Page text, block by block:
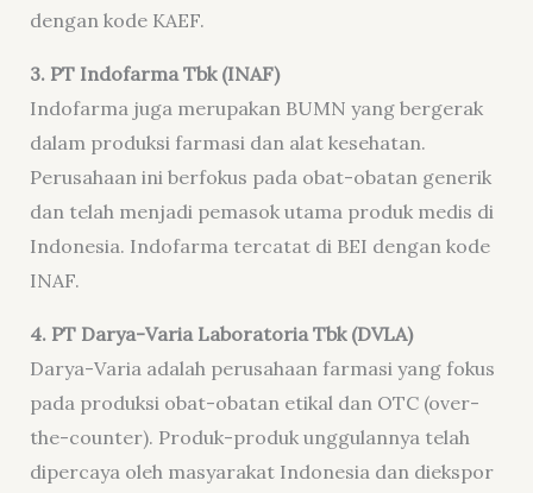
dengan kode KAEF.
3. PT Indofarma Tbk (INAF)
Indofarma juga merupakan BUMN yang bergerak
dalam produksi farmasi dan alat kesehatan.
Perusahaan ini berfokus pada obat-obatan generik
dan telah menjadi pemasok utama produk medis di
Indonesia. Indofarma tercatat di BEI dengan kode
INAF.
4. PT Darya-Varia Laboratoria Tbk (DVLA)
Darya-Varia adalah perusahaan farmasi yang fokus
pada produksi obat-obatan etikal dan OTC (over-
the-counter). Produk-produk unggulannya telah
dipercaya oleh masyarakat Indonesia dan diekspor